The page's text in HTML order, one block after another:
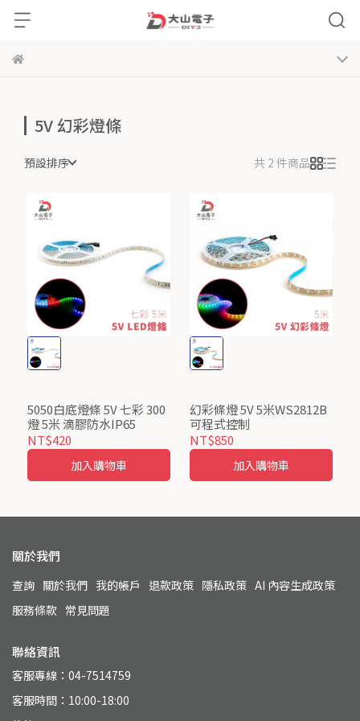
5V 幻彩燈條
預設排序 共 2 件商品
5050白底燈條 5V 七彩 300
燈 5米 滴膠防水IP65
NT$420
加入購物車
幻彩條燈 5V 5米WS2812B
可程式控制
NT$850
加入購物車
關於我們
查詢 關於我們 我的帳戶 退款政策 隱私政策 AI 內容生成政策
服務條款 常見問題
聯絡資訊
客服專線：04-7514759
客服時間：10:00-18:00